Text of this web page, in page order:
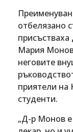
отбелязано
Мария
неговите
приятели на
студенти.
„Д-р Монов